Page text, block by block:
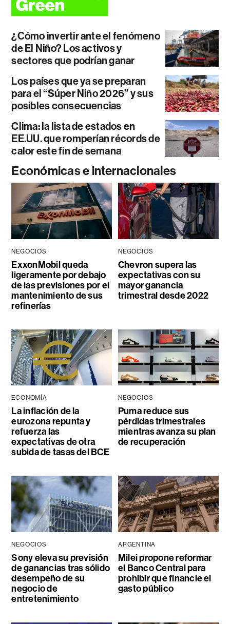
¿Cómo invertir ante el fenómeno
de El Niño? Los activos y
sectores que podrían ganar
Los países que ya se preparan
para el “Súper Niño 2026” y sus
posibles consecuencias
Clima: la lista de estados en
EE.UU. que romperían récords de
calor este fin de semana
Económicas e internacionales
NEGOCIOS
ExxonMobil queda
ligeramente por debajo
de las previsiones por el
mantenimiento de sus
refinerías
NEGOCIOS
Chevron supera las
expectativas con su
mayor ganancia
trimestral desde 2022
ECONOMÍA
La inflación de la
eurozona repunta y
refuerza las
expectativas de otra
subida de tasas del BCE
NEGOCIOS
Puma reduce sus
pérdidas trimestrales
mientras avanza su plan
de recuperación
NEGOCIOS
Sony eleva su previsión
de ganancias tras sólido
desempeño de su
negocio de
entretenimiento
ARGENTINA
Milei propone reformar
el Banco Central para
prohibir que financie el
gasto público